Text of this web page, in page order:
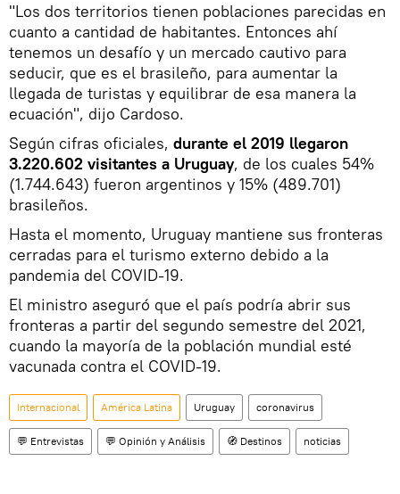
"Los dos territorios tienen poblaciones parecidas en
cuanto a cantidad de habitantes. Entonces ahí
tenemos un desafío y un mercado cautivo para
seducir, que es el brasileño, para aumentar la
llegada de turistas y equilibrar de esa manera la
ecuación", dijo Cardoso.
Según cifras oficiales, durante el 2019 llegaron
3.220.602 visitantes a Uruguay, de los cuales 54%
(1.744.643) fueron argentinos y 15% (489.701)
brasileños.
Hasta el momento, Uruguay mantiene sus fronteras
cerradas para el turismo externo debido a la
pandemia del COVID-19.
El ministro aseguró que el país podría abrir sus
fronteras a partir del segundo semestre del 2021,
cuando la mayoría de la población mundial esté
vacunada contra el COVID-19.
Internacional América Latina Uruguay coronavirus
💬 Entrevistas 💬 Opinión y Análisis 🧭 Destinos noticias